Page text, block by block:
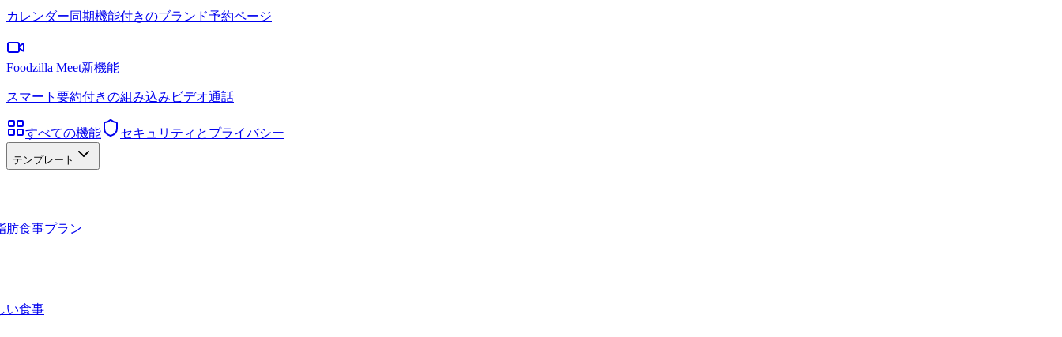
カレンダー同期機能付きのブランド予約ページ
Foodzilla Meet新機能
スマート要約付きの組み込みビデオ通話
すべての機能 セキュリティとプライバシー
テンプレート
肪食事プラン
い食事